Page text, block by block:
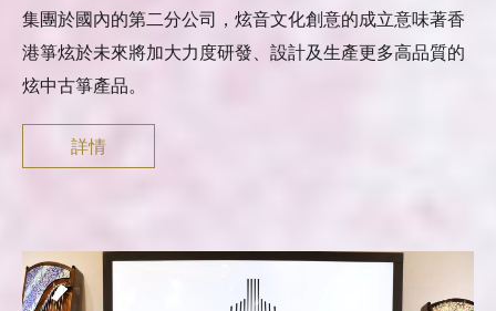
集團於國內的第二分公司，炫音文化創意的成立意味著香
港箏炫於未來將加大力度研發、設計及生產更多高品質的
炫中古箏產品。
詳情